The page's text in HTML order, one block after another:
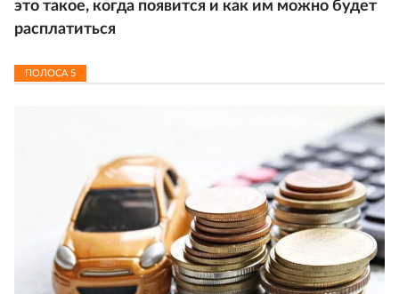
это такое, когда появится и как им можно будет
расплатиться
ПОЛОСА5